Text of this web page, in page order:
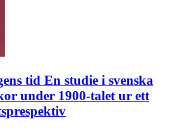
tid En studie i svenska
under 1900-talet ur ett